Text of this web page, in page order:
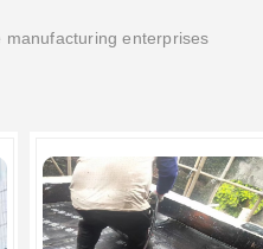
enterprises